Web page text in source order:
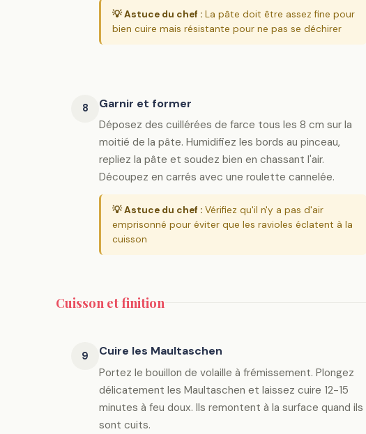
💡 Astuce du chef : La pâte doit être assez fine pour
bien cuire mais résistante pour ne pas se déchirer
8 Garnir et former
Déposez des cuillérées de farce tous les 8 cm sur la
moitié de la pâte. Humidifiez les bords au pinceau,
repliez la pâte et soudez bien en chassant l'air.
Découpez en carrés avec une roulette cannelée.
💡 Astuce du chef : Vérifiez qu'il n'y a pas d'air
emprisonné pour éviter que les ravioles éclatent à la
cuisson
Cuisson et finition
9 Cuire les Maultaschen
Portez le bouillon de volaille à frémissement. Plongez
délicatement les Maultaschen et laissez cuire 12-15
minutes à feu doux. Ils remontent à la surface quand ils
sont cuits.